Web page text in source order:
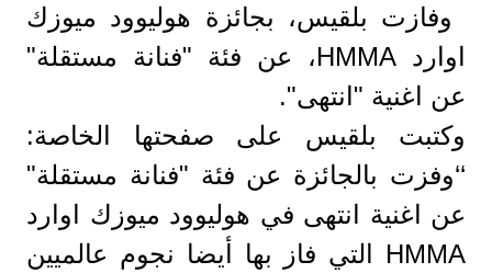
وفازت بلقيس، بجائزة هوليوود ميوزك
اوارد HMMA، عن فئة "فنانة مستقلة"
عن اغنية "​انتهى​".
وكتبت بلقيس على صفحتها الخاصة:
‘‘وفزت بالجائزة عن فئة "فنانة مستقلة"
عن اغنية انتهى في هوليوود ميوزك اوارد
HMMA التي فاز بها أيضا نجوم عالميين